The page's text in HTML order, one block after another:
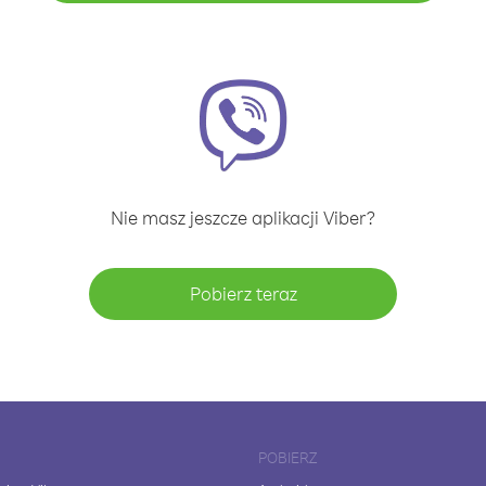
Nie masz jeszcze aplikacji Viber?
Pobierz teraz
POBIERZ